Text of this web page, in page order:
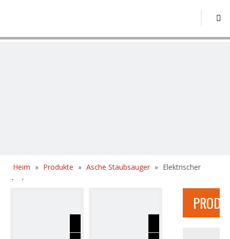
Heim » Produkte » Asche Staubsauger » Elektrischer
Aschesauger